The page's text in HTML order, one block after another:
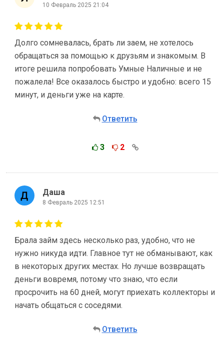
10 Февраль 2025 21:04
Долго сомневалась, брать ли заем, не хотелось
обращаться за помощью к друзьям и знакомым. В
итоге решила попробовать Умные Наличные и не
пожалела! Все оказалось быстро и удобно: всего 15
минут, и деньги уже на карте.
Ответить
3 2
Даша
8 Февраль 2025 12:51
Брала займ здесь несколько раз, удобно, что не
нужно никуда идти. Главное тут не обманывают, как
в некоторых других местах. Но лучше возвращать
деньги вовремя, потому что знаю, что если
просрочить на 60 дней, могут приехать коллекторы и
начать общаться с соседями.
Ответить